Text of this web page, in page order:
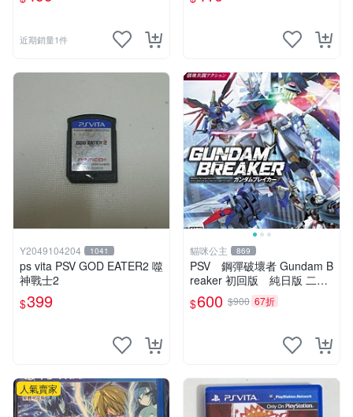
近期銷量1件
Y2049104204 1041
ps vita PSV GOD EATER2 噬
神戰士2
$399
貓咪公主 869
PSV 鋼彈破壞者 Gundam B
reaker 初回版 純日版 二手
品
$600 $900 67折
人氣賣家